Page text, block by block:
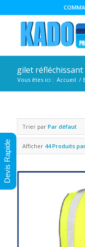
gilet réfléchissant
Vous êtes ici : Accueil /
Trier par Par défaut
Afficher 44 Produits
Devis Rapide